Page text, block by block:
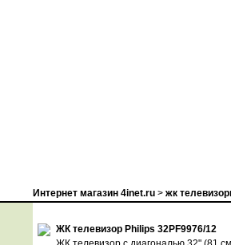
Интернет магазин 4inet.ru > жк
ЖК телевизор Philips 32PF9976/12